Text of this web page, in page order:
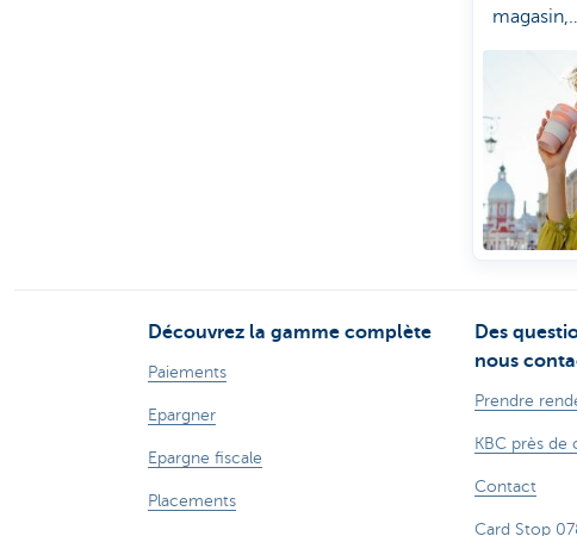
magasin,
prêt à
mais vous
avez
votre
PIN? Kate
vous
en aide.
Découvrez la gamme complète
Paiements
Epargner
Epargne fiscale
Placements
Des
nous
Prendre
KBC près de
Contact
Card Stop